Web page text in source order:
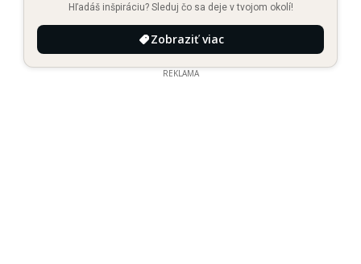
Hľadáš inšpiráciu? Sleduj čo sa deje v tvojom okolí!
Zobraziť viac
REKLAMA